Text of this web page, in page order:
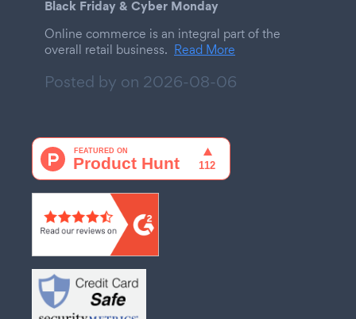
Black Friday & Cyber Monday
Online commerce is an integral part of the
overall retail business. Read More
Posted by on 2026-08-06